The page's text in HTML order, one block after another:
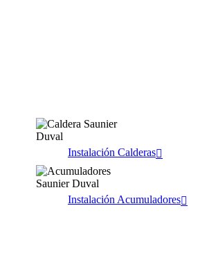
Instalación Calderas
Instalación Acumuladores